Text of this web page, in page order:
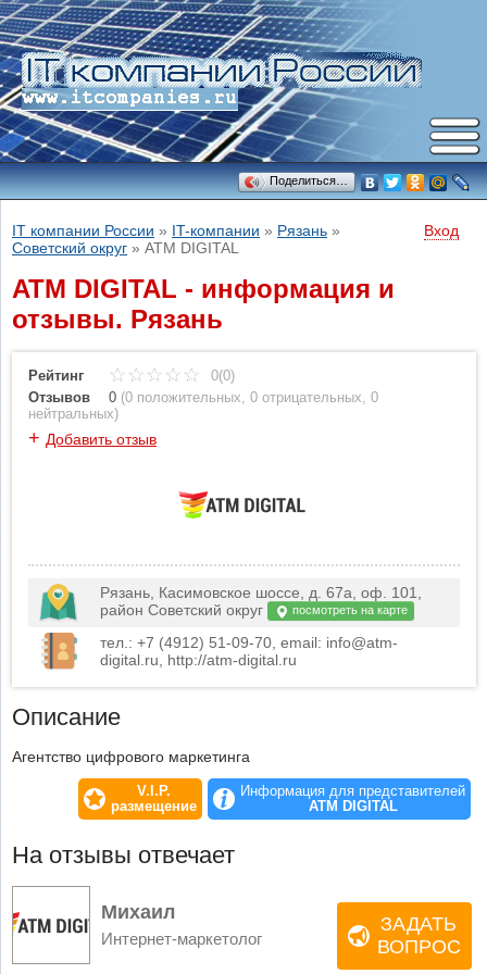
Поделиться…
IT компании России » IT-компании » Рязань »
Советский округ » ATM DIGITAL
Вход
ATM DIGITAL - информация и
отзывы. Рязань
Рейтинг
0(0)
Отзывов
0 (0 положительных, 0 отрицательных, 0
нейтральных)
+ Добавить отзыв
Рязань, Касимовское шоссе, д. 67а, оф. 101,
район Советский округ
посмотреть на карте
тел.: +7 (4912) 51-09-70, email: info@atm-
digital.ru, http://atm-digital.ru
Описание
Агентство цифрового маркетинга
V.I.P.
размещение
Информация для представителей
ATM DIGITAL
На отзывы отвечает
Михаил
Интернет-маркетолог
ЗАДАТЬ
ВОПРОС